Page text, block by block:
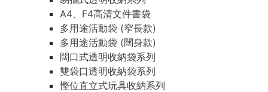
A4、F4高清文件書袋
多用途活動袋 (窄長款)
多用途活動袋 (闊身款)
闊口式透明收納袋系列
雙袋口透明收納袋系列
慳位直立式玩具收納系列